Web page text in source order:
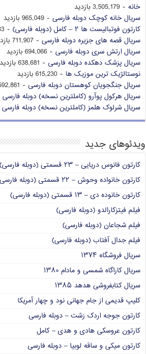
خانه - 3,505,179 بازدید
سریال خانه کوچک دوبله فارسی - 965,049 بازدید
کارتون فوتبالیست ها ۲ – کامل (دوبله فارسی)
- 834,383 بازدید
سریال قصه های جزیره دوبله فارسی - 711,907 بازدید
سریال ارتش سری دوبله فارسی - 694,066 بازدید
سریال پزشک دهکده دوبله فارسی - 638,681 بازدید
نوستالژیک ترین موزیک ها - 615,230 بازدید
سریال جنگجویان کوهستان دوبله فارسی - 592,861 بازدید
سریال هرکول پوآرو (کاملترین نسخه) دوبله فارسی
سریال شرلوک هلمز (کاملترین نسخه) دوبله فارسی
ویدئوهای جدید
کارتون فانوس دریایی – ۲۳ قسمتی (دوبله فارسی)
کارتون خانواده وحوش – ۲۲ قسمتی (دوبله فارسی)
کارتون خانوده دی – ۱۳ قسمتی (دوبله فارسی)
فیلم فیتزکارالدو (دوبله فارسی)
فیلم شجاعان (دوبله فارسی)
فیلم جدال آفتاب (دوبله فارسی)
سریال فروشگاه ۱۳۷۴
سریال کاراگاه شمسی و مادام ۱۳۸۰
سریال کتابفروشی هدهد ۱۳۸۵
کلیپ قدیمی از جام جهانی نود و چهار آمریکا
کارتون جوجه اردک زشت – دوبله فارسی
کارتون عروسکی هادی و هدی – کامل
کارتون میکی و ساقه لوبیا – دوبله فارسی